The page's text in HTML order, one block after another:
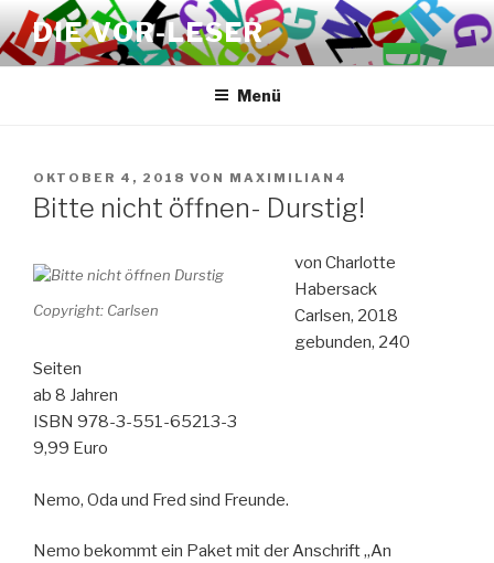
Zum
Inhalt
springen
DIE VOR-LESER
Menü
VERÖFFENTLICHT
AM
OKTOBER 4, 2018 VON MAXIMILIAN4
Bitte nicht öffnen- Durstig!
Copyright: Carlsen
von Charlotte
Habersack
Carlsen, 2018
gebunden, 240
Seiten
ab 8 Jahren
ISBN 978-3-551-65213-3
9,99 Euro
Nemo, Oda und Fred sind Freunde.
Nemo bekommt ein Paket mit der Anschrift „An